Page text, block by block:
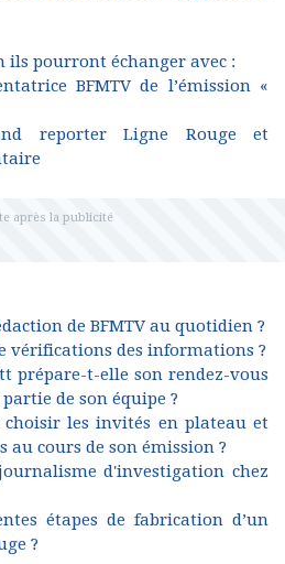
ils pourront échanger avec :
BFMTV de l’émission «
reporter Ligne Rouge et
de BFMTV au quotidien ?
vérifications des informations ?
prépare-t-elle son rendez-vous
de son équipe ?
les invités en plateau et
cours de son émission ?
d'investigation chez
étapes de fabrication d’un
?